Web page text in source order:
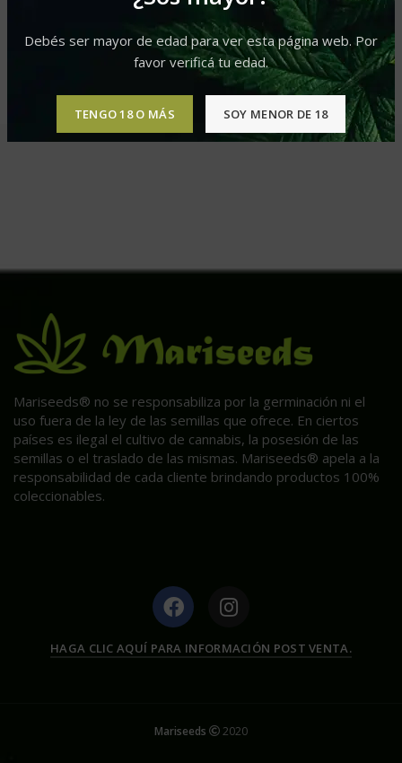
Debés ser mayor de edad para ver esta página web. Por
favor verificá tu edad.
TENGO 18 O MÁS SOY MENOR DE 18
Grow – Feeding
36,360.00
BTi (Larvas y Mosquitos)
50ml – Bio Energy
$1,800.00
Mariseeds® no se responsabiliza por la germinación ni el
uso fuera de la ley de las semillas que ofrece. En ciertos
países es ilegal el cultivo de cannabis, la posesión de las
semillas o el traslado de las mismas. Mariseeds® apela a la
responsabilidad de cada cliente brindando productos 100%
coleccionables.
HAGA CLIC AQUÍ PARA INFORMACIÓN POST VENTA.
Mariseeds 2020